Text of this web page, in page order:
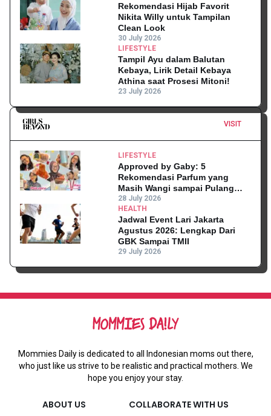
Rekomendasi Hijab Favorit
Nikita Willy untuk Tampilan
Clean Look
30 July 2026
LIFESTYLE
Tampil Ayu dalam Balutan
Kebaya, Lirik Detail Kebaya
Athina saat Prosesi Mitoni!
23 July 2026
VISIT
LIFESTYLE
Approved by Gaby: 5
Rekomendasi Parfum yang
Masih Wangi sampai Pulang
Kantor
28 July 2026
HEALTH
Jadwal Event Lari Jakarta
Agustus 2026: Lengkap Dari
GBK Sampai TMII
29 July 2026
Mommies Daily is dedicated to all Indonesian moms out there,
who just like us strive to be realistic and practical mothers. We
hope you enjoy your stay.
ABOUT US COLLABORATE WITH US